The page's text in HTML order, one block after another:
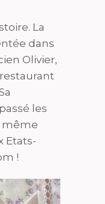
La
dans
Olivier,
les
même
Etats-
!